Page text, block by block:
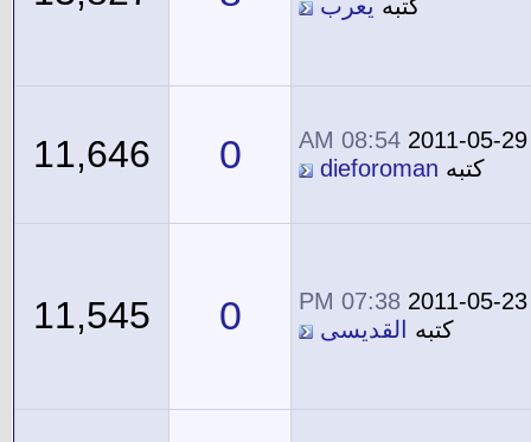
كتبه يعرب
2011-05-29
08:54 AM
كتبه dieforoman
0
11,646
2011-05-23
07:38 PM
كتبه
القديسى 0
11,545